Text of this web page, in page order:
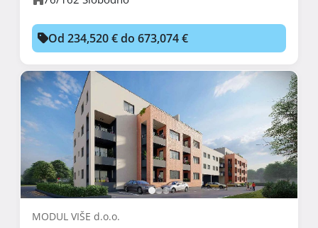
Od 234,520 € do 673,074 €
MODUL VIŠE d.o.o.